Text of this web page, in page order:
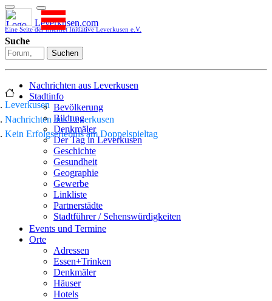
Leverkusen.com
Eine Seite der Internet Initiative Leverkusen e.V.
Suche
Suchen
Nachrichten aus Leverkusen
Stadtinfo
Bevölkerung
Bildung
Denkmäler
Der Tag in Leverkusen
Geschichte
Gesundheit
Geographie
Gewerbe
Linkliste
Partnerstädte
Stadtführer / Sehenswürdigkeiten
Stadtplan
Sport
Who is who
Wohnen
Events und Termine
Orte
Adressen
Essen+Trinken
Denkmäler
Häuser
Hotels
Leverkusen
Nachrichten aus Leverkusen
Kein Erfolgserlebnis am Doppelspieltag